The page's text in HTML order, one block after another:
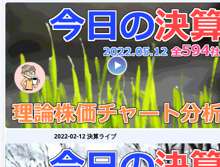
2022-02-12 決算ライブ